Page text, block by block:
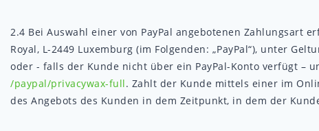
2.4 Bei Auswahl einer von PayPal angebotenen Zahlungsart
Royal, L-2449 Luxemburg (im Folgenden: „PayPal“), unter
oder - falls der Kunde nicht über ein PayPal-Konto verfügt –
/paypal/privacywax-full. Zahlt der Kunde mittels einer im
des Angebots des Kunden in dem Zeitpunkt, in dem der